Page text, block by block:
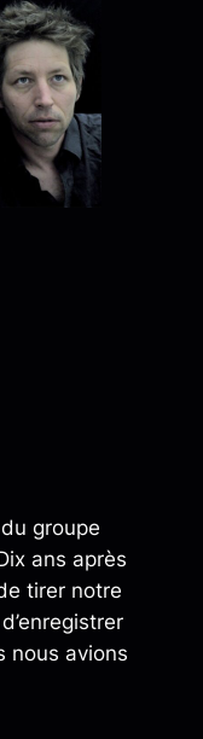
groupe
ans après
tirer notre
nous avions